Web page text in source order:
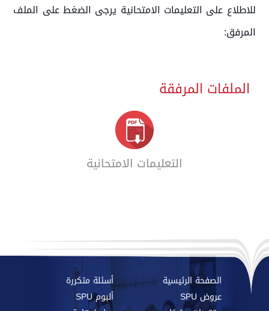
للاطلاع على التعليمات الامتحانية يرجى الضغط على الملف
المرفق:
الملفات المرفقة
التعليمات الامتحانية
الصفحة الرئيسية
أسئلة متكررة
عروض SPU
ألبوم SPU